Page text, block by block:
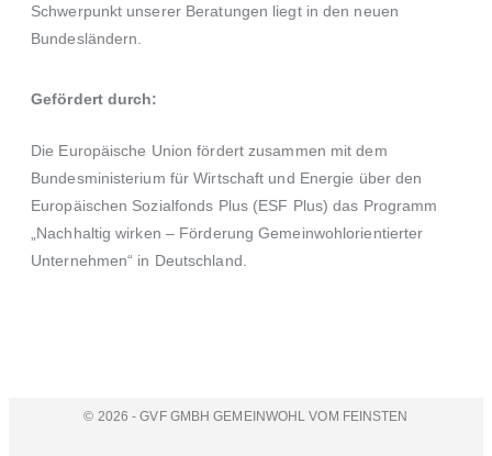
Schwerpunkt unserer Beratungen liegt in den neuen
Bundesländern.
Gefördert durch:
Die Europäische Union fördert zusammen mit dem
Bundesministerium für Wirtschaft und Energie über den
Europäischen Sozialfonds Plus (ESF Plus) das Programm
„Nachhaltig wirken – Förderung Gemeinwohlorientierter
Unternehmen“ in Deutschland.
© 2026 - GVF GMBH GEMEINWOHL VOM FEINSTEN